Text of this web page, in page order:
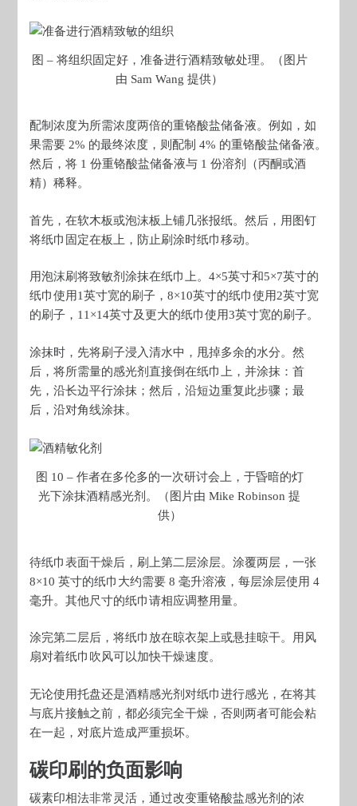
图 – 将组织固定好，准备进行酒精致敏处理。（图片
由 Sam Wang 提供）
配制浓度为所需浓度两倍的重铬酸盐储备液。例如，如
果需要 2% 的最终浓度，则配制 4% 的重铬酸盐储备液。
然后，将 1 份重铬酸盐储备液与 1 份溶剂（丙酮或酒
精）稀释。
首先，在软木板或泡沫板上铺几张报纸。然后，用图钉
将纸巾固定在板上，防止刷涂时纸巾移动。
用泡沫刷将致敏剂涂抹在纸巾上。4×5英寸和5×7英寸的
纸巾使用1英寸宽的刷子，8×10英寸的纸巾使用2英寸宽
的刷子，11×14英寸及更大的纸巾使用3英寸宽的刷子。
涂抹时，先将刷子浸入清水中，甩掉多余的水分。然
后，将所需量的感光剂直接倒在纸巾上，并涂抹：首
先，沿长边平行涂抹；然后，沿短边重复此步骤；最
后，沿对角线涂抹。
图 10 – 作者在多伦多的一次研讨会上，于昏暗的灯
光下涂抹酒精感光剂。（图片由 Mike Robinson 提
供）
待纸巾表面干燥后，刷上第二层涂层。涂覆两层，一张
8×10 英寸的纸巾大约需要 8 毫升溶液，每层涂层使用 4
毫升。其他尺寸的纸巾请相应调整用量。
涂完第二层后，将纸巾放在晾衣架上或悬挂晾干。用风
扇对着纸巾吹风可以加快干燥速度。
无论使用托盘还是酒精感光剂对纸巾进行感光，在将其
与底片接触之前，都必须完全干燥，否则两者可能会粘
在一起，对底片造成严重损坏。
碳印刷的负面影响
碳素印相法非常灵活，通过改变重铬酸盐感光剂的浓